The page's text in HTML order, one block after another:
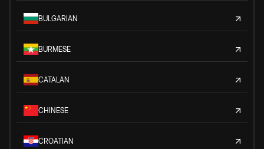
BULGARIAN
BURMESE
CATALAN
CHINESE
CROATIAN